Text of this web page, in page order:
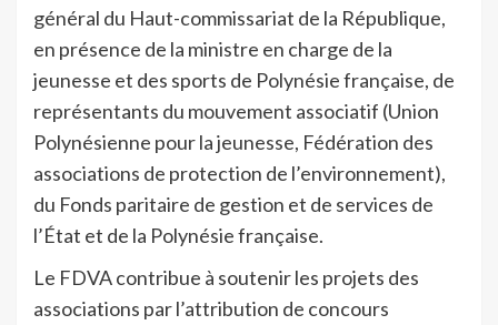
général du Haut-commissariat de la République,
en présence de la ministre en charge de la
jeunesse et des sports de Polynésie française, de
représentants du mouvement associatif (Union
Polynésienne pour la jeunesse, Fédération des
associations de protection de l’environnement),
du Fonds paritaire de gestion et de services de
l’État et de la Polynésie française.
Le FDVA contribue à soutenir les projets des
associations par l’attribution de concours